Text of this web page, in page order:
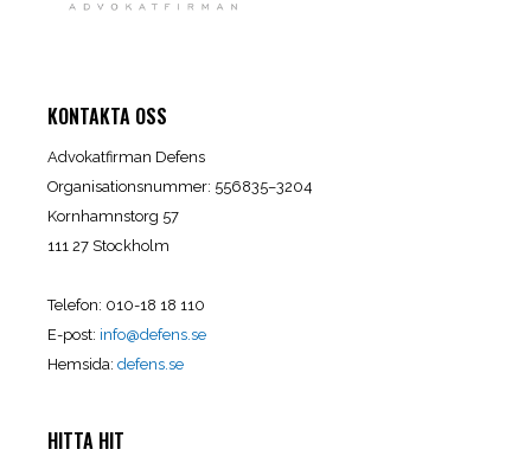
KONTAKTA OSS
Advokatfirman Defens
Organisationsnummer: 556835–3204
Kornhamnstorg 57
111 27 Stockholm
Telefon: 010-18 18 110
E-post: info@defens.se
Hemsida:defens.se
HITTA HIT